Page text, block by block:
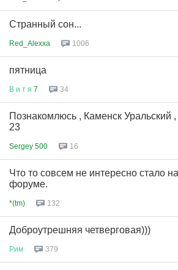
Странный сон...
Red_Alexxa 1006
пятница
В и т я 7 34
Познакомлюсь , Каменск Уральский
23
Sergey 500 16
Что то совсем не интересно стало на
форуме.
*(tm) 132
Доброутрешняя четверговая)))
Рим 379